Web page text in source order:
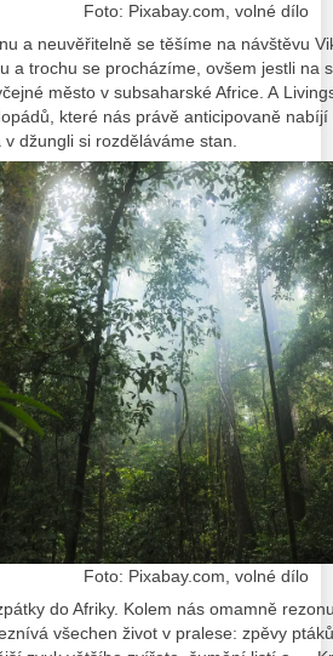
Foto: Pixabay.com, volné dílo
a neuvěřitelně se těšíme na návštěvu
a trochu se procházíme, ovšem jestli na
město v subsaharské Africe. A
které nás právě anticipovaně
džungli si rozděláváme stan.
Foto: Pixabay.com, volné dílo
do Afriky. Kolem nás omamně
všechen život v pralese: zpěvy